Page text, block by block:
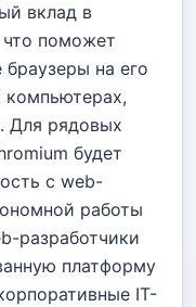
вклад в
что поможет
на его
компьютерах,
Для рядовых
будет
с web-
работы
разработчики
платформу
IT-